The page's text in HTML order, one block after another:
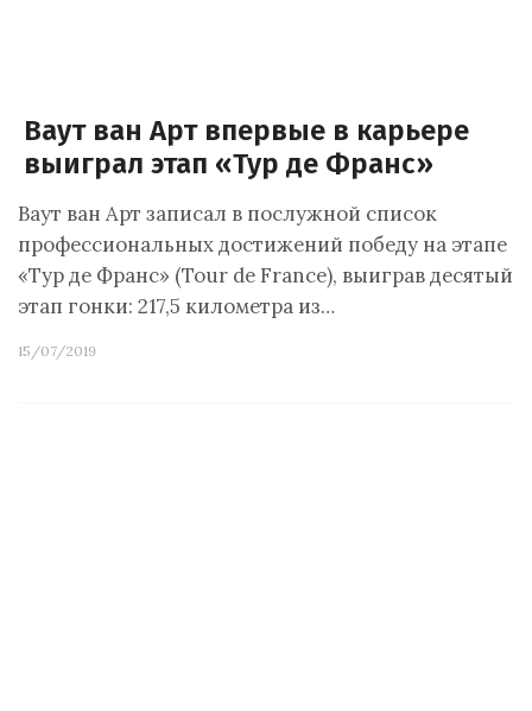
Ваут ван Арт впервые в карьере
выиграл этап «Тур де Франс»
Ваут ван Арт записал в послужной список
профессиональных достижений победу на этапе
«Тур де Франс» (Tour de France), выиграв десятый
этап гонки: 217,5 километра из…
15/07/2019